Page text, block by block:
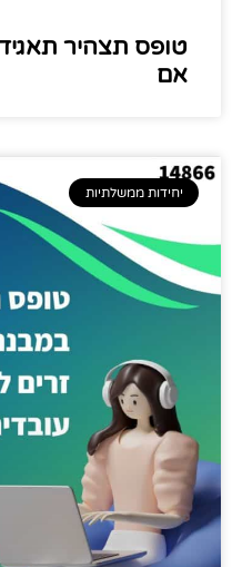
טופס תצהיר
אם
יחידות ממשלתיות